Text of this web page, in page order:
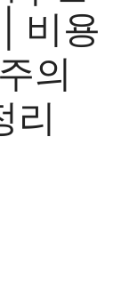
비용
의
리